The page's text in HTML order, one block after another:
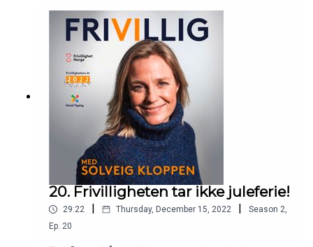
20. Frivilligheten tar ikke juleferie!
29:22 | Thursday, December 15, 2022 | Season 2,
Ep. 20